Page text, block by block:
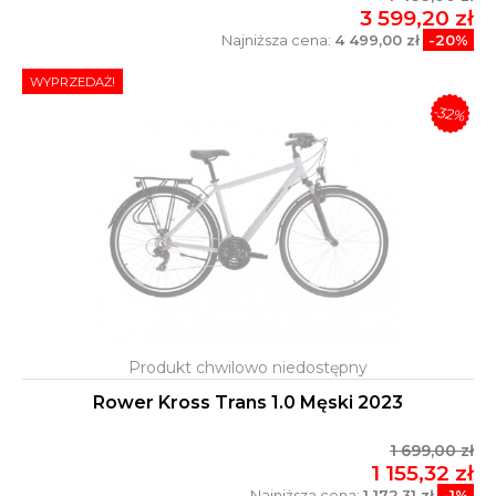
3 599,20 zł
Najniższa cena: 4 499,00 zł -20%
Rower Kross Trans 1.0 Męski 2023
1 699,00 zł
1 155,32 zł
WYPRZEDAŻ!
-32%